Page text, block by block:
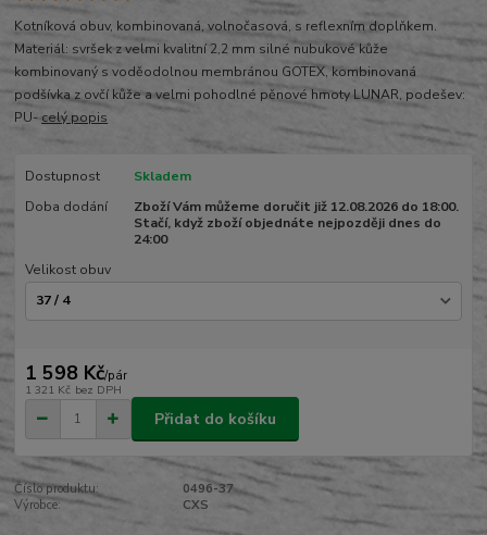
Kotníková obuv, kombinovaná, volnočasová, s reflexním doplňkem.
Materiál: svršek z velmi kvalitní 2,2 mm silné nubukové kůže
kombinovaný s voděodolnou membránou GOTEX, kombinovaná
podšívka z ovčí kůže a velmi pohodlné pěnové hmoty LUNAR, podešev:
PU- celý popis
Dostupnost
Skladem
Doba dodání
Zboží Vám můžeme doručit již 12.08.2026 do 18:00.
Stačí, když zboží objednáte nejpozději dnes do
24:00
Velikost obuv
1 598 Kč/pár
1 321 Kč bez DPH
Přidat do košíku
Číslo produktu:
0496-37
Výrobce:
CXS